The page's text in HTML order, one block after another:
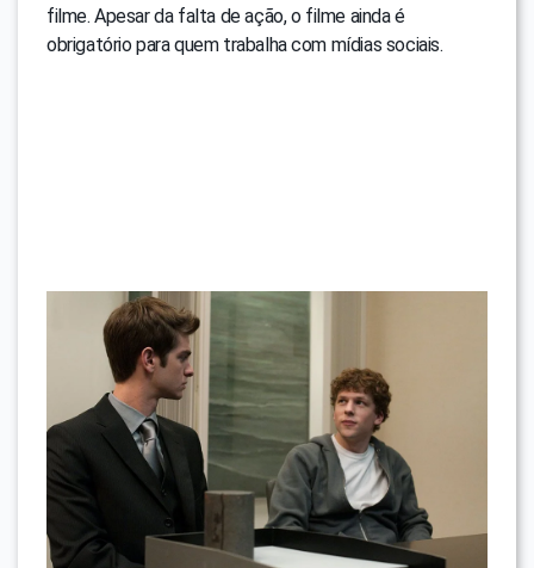
filme. Apesar da falta de ação, o filme ainda é
obrigatório para quem trabalha com mídias sociais.